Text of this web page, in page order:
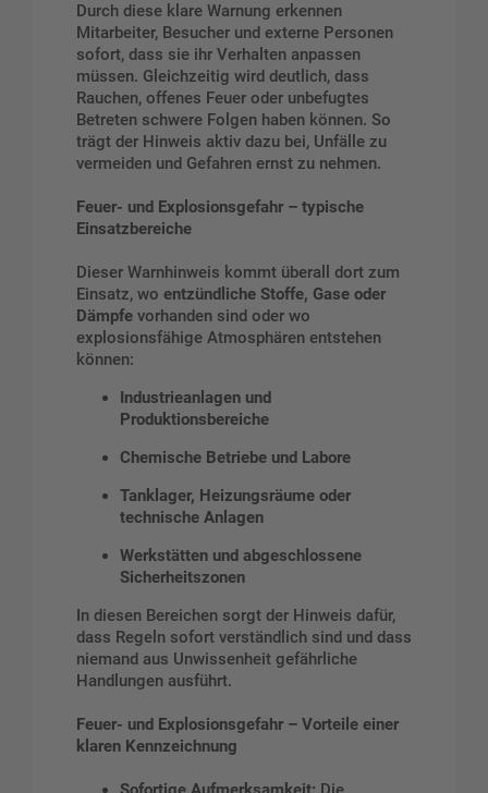
Durch diese klare Warnung erkennen
Mitarbeiter, Besucher und externe Personen
sofort, dass sie ihr Verhalten anpassen
müssen. Gleichzeitig wird deutlich, dass
Rauchen, offenes Feuer oder unbefugtes
Betreten schwere Folgen haben können. So
trägt der Hinweis aktiv dazu bei, Unfälle zu
vermeiden und Gefahren ernst zu nehmen.
Feuer- und Explosionsgefahr – typische
Einsatzbereiche
Dieser Warnhinweis kommt überall dort zum
Einsatz, wo entzündliche Stoffe, Gase oder
Dämpfe vorhanden sind oder wo
explosionsfähige Atmosphären entstehen
können:
Industrieanlagen und
Produktionsbereiche
Chemische Betriebe und Labore
Tanklager, Heizungsräume oder
technische Anlagen
Werkstätten und abgeschlossene
Sicherheitszonen
In diesen Bereichen sorgt der Hinweis dafür,
dass Regeln sofort verständlich sind und dass
niemand aus Unwissenheit gefährliche
Handlungen ausführt.
Feuer- und Explosionsgefahr – Vorteile einer
klaren Kennzeichnung